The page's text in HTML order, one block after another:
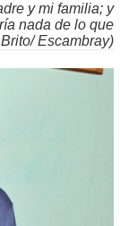
y mi familia; y
nada de lo que
Escambray)